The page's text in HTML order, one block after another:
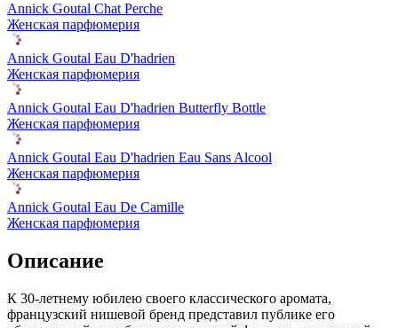
Annick Goutal Chat Perche
Женская парфюмерия
Annick Goutal Eau D'hadrien
Женская парфюмерия
Annick Goutal Eau D'hadrien Butterfly Bottle
Женская парфюмерия
Annick Goutal Eau D'hadrien Eau Sans Alcool
Женская парфюмерия
Annick Goutal Eau De Camille
Женская парфюмерия
Описание
К 30-летнему юбилею своего классического аромата,
французский нишевой бренд представил публике его